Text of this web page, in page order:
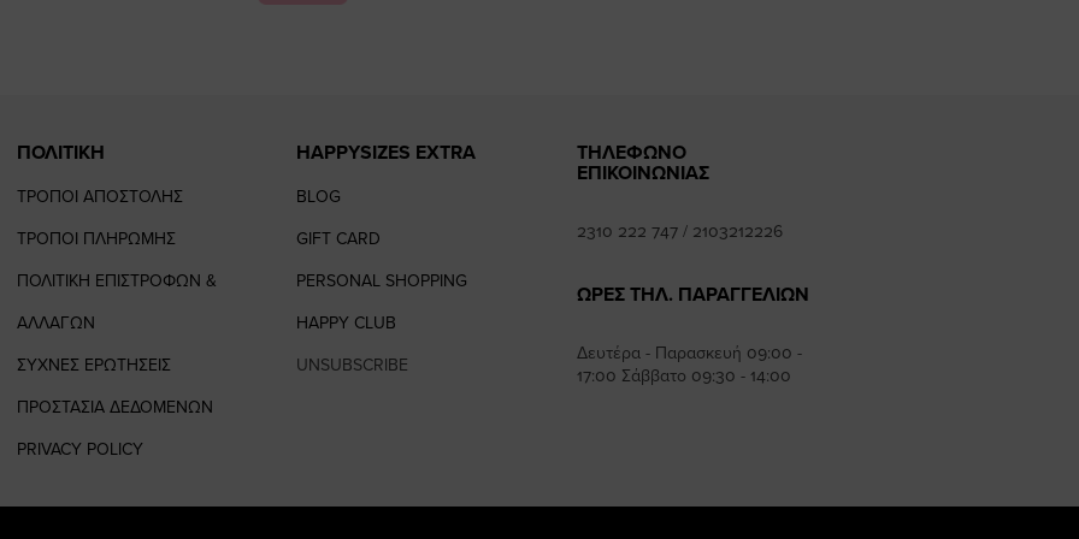
ΠΟΛΙΤΙΚΗ
ΤΡΟΠΟΙ ΑΠΟΣΤΟΛΗΣ
ΤΡΟΠΟΙ ΠΛΗΡΩΜΗΣ
ΠΟΛΙΤΙΚΗ ΕΠΙΣΤΡΟΦΩΝ &
ΑΛΛΑΓΩΝ
ΣΥΧΝΕΣ ΕΡΩΤΗΣΕΙΣ
ΠΡΟΣΤΑΣΙΑ ΔΕΔΟΜΕΝΩΝ
PRIVACY POLICY
HAPPYSIZES EXTRA
BLOG
GIFT CARD
PERSONAL SHOPPING
HAPPY CLUB
UNSUBSCRIBE
ΤΗΛΕΦΩΝΟ
ΕΠΙΚΟΙΝΩΝΙΑΣ
2310 222 747 / 2103212226
ΩΡΕΣ ΤΗΛ. ΠΑΡΑΓΓΕΛΙΩΝ
Δευτέρα - Παρασκευή 09:00 -
17:00 Σάββατο 09:30 - 14:00